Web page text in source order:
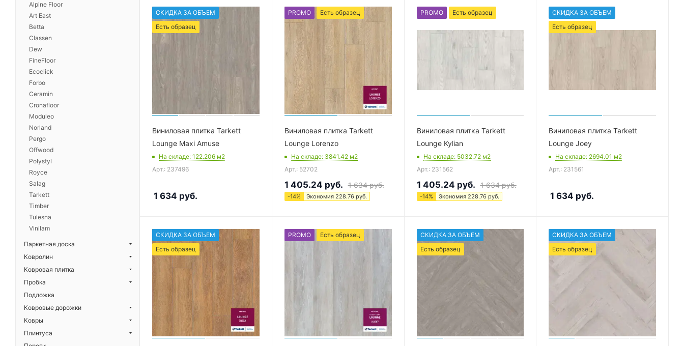
СКИДКА ЗА ОБЪЕМ
Есть образец
Виниловая плитка Tarkett
Lounge Maxi Amuse
На складе: 122.206 м2
Арт.: 237496
1 634 руб.
PROMO Есть образец
Виниловая плитка Tarkett
Lounge Lorenzo
На складе: 3841.42 м2
Арт.: 52702
1 405.24 руб. 1 634руб.
-14% Экономия 228.76 руб.
PROMO Есть образец
Виниловая плитка Tarkett
Lounge Kylian
На складе: 5032.72 м2
Арт.: 231562
1 405.24 руб. 1 634руб.
-14% Экономия 228.76 руб.
СКИДКА ЗА ОБЪЕМ
Есть образец
Виниловая плитка Tarkett
Lounge Joey
На складе: 2694.01 м2
Арт.: 231561
1 634 руб.
СКИДКА ЗА ОБЪЕМ
Есть образец
PROMO Есть образец
СКИДКА ЗА ОБЪЕМ
Есть образец
СКИДКА ЗА ОБЪЕМ
Есть образец
Alpine Floor
Art East
Betta
Classen
Dew
FineFloor
Ecoclick
Forbo
Ceramin
Cronafloor
Moduleo
Norland
Pergo
Offwood
Polystyl
Royce
Salag
Tarkett
Timber
Tulesna
Vinilam
Паркетная доска
Ковролин
Ковровая плитка
Пробка
Подложка
Ковровые дорожки
Ковры
Плинтуса